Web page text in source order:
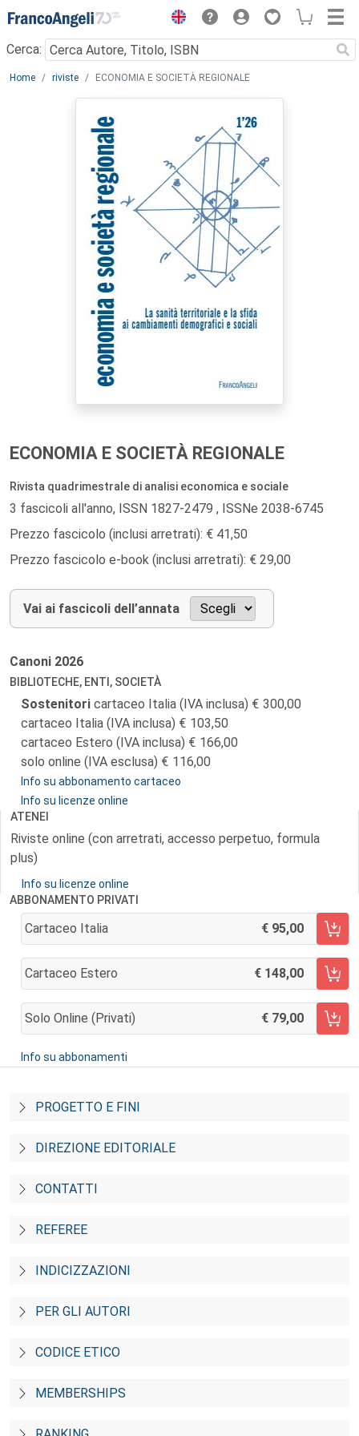
Menu
Cerca:
Main content
Home riviste ECONOMIA E SOCIETÀ REGIONALE
ECONOMIA E SOCIETÀ REGIONALE
Rivista quadrimestrale di analisi economica e sociale
3 fascicoli all'anno, ISSN 1827-2479 , ISSNe 2038-6745
Prezzo fascicolo (inclusi arretrati): € 41,50
Prezzo fascicolo e-book (inclusi arretrati): € 29,00
Vai ai fascicoli dell’annata
Canoni 2026
BIBLIOTECHE, ENTI, SOCIETÀ
Sostenitori cartaceo Italia (IVA inclusa)
300,00
cartaceo Italia (IVA inclusa)
103,50
cartaceo Estero (IVA inclusa)
166,00
solo online (IVA esclusa)
116,00
Info su abbonamento cartaceo
Info su licenze online
ATENEI
Riviste online (con arretrati, accesso perpetuo, formula
plus)
Info su licenze online
ABBONAMENTO PRIVATI
Cartaceo Italia 95,00
AGGIUNGI AL CARRELLO
Cartaceo Estero 148,00
AGGIUNGI AL CARRELLO
Solo Online (privati) 79,00
AGGIUNGI AL CARRELLO
Info su abbonamenti
PROGETTO E FINI
DIREZIONE EDITORIALE
CONTATTI
REFEREE
INDICIZZAZIONI
PER GLI AUTORI
CODICE ETICO
MEMBERSHIPS